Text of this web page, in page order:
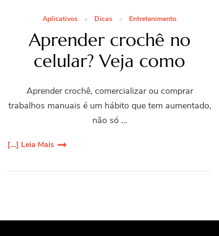
Aplicativos Dicas Entretenimento
Aprender crochê no
celular? Veja como
Aprender crochê, comercializar ou comprar
trabalhos manuais é um hábito que tem aumentado,
não só …
[...] Leia Mais